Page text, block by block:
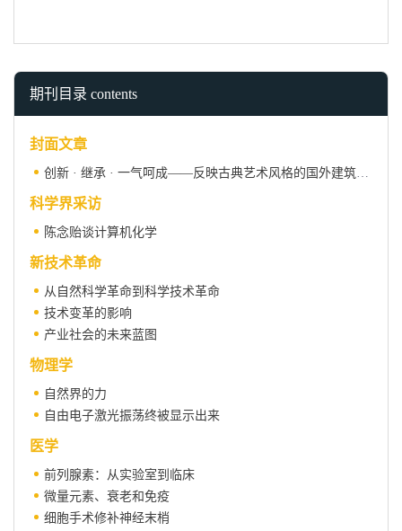
期刊目录 contents
封面文章
创新 · 继承 · 一气呵成——反映古典艺术风格的国外建筑设计
科学界采访
陈念贻谈计算机化学
新技术革命
从自然科学革命到科学技术革命
技术变革的影响
产业社会的未来蓝图
物理学
自然界的力
自由电子激光振荡终被显示出来
医学
前列腺素：从实验室到临床
微量元素、衰老和免疫
细胞手术修补神经末梢